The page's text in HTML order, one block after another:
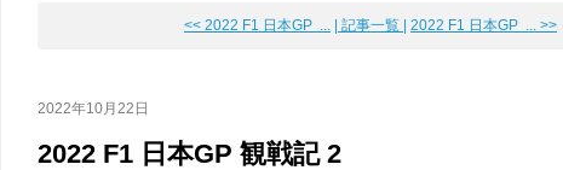
<< 2022 F1 日本GP ... | 記事一覧 | 2022 F1 日本GP ... >>
2022年10月22日
2022 F1 日本GP 観戦記 2